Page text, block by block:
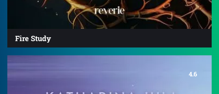
Fire Study
4.6